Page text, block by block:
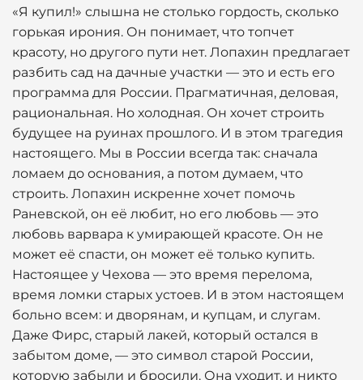
«Я купил!» слышна не столько гордость, сколько
горькая ирония. Он понимает, что топчет
красоту, но другого пути нет. Лопахин предлагает
разбить сад на дачные участки — это и есть его
программа для России. Прагматичная, деловая,
рациональная. Но холодная. Он хочет строить
будущее на руинах прошлого. И в этом трагедия
настоящего. Мы в России всегда так: сначала
ломаем до основания, а потом думаем, что
строить. Лопахин искренне хочет помочь
Раневской, он её любит, но его любовь — это
любовь варвара к умирающей красоте. Он не
может её спасти, он может её только купить.
Настоящее у Чехова — это время перелома,
время ломки старых устоев. И в этом настоящем
больно всем: и дворянам, и купцам, и слугам.
Даже Фирс, старый лакей, который остался в
забытом доме, — это символ старой России,
которую забыли и бросили. Она уходит, и никто